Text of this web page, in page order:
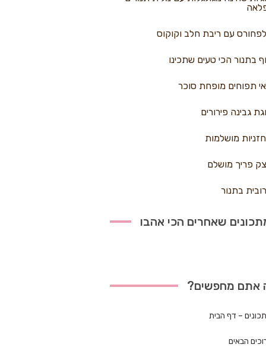
עם ריבת חלב וקוקוס
בתנור הכי טעים שתכינו
תפוחים מופחת סוכר
גבינה פירורים
מושלמות
פריך מושלם
בתנור
שאחרים הכי אהבו
אתם מחפשים?
– דף הבית
הבאים